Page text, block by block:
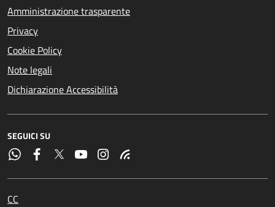
Amministrazione trasparente
Privacy
Cookie Policy
Note legali
Dichiarazione Accessibilità
SEGUICI SU
CC